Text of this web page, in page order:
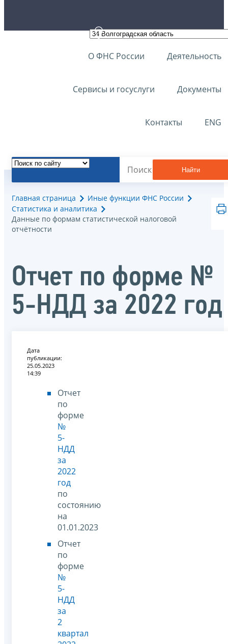
О ФНС России Деятельность
Сервисы и госуслуги Документы
Контакты ENG
Найти
Главная страница
Иные функции ФНС России
Статистика и аналитика
Данные по формам статистической налоговой
отчётности
Отчет по форме №
5-НДД за 2022 год
Дата
публикации:
25.05.2023
14:39
Отчет
по
форме
№
5-
НДД
за
2022
год
по
состоянию
на
01.01.2023
Отчет
по
форме
№
5-
НДД
за
2
квартал